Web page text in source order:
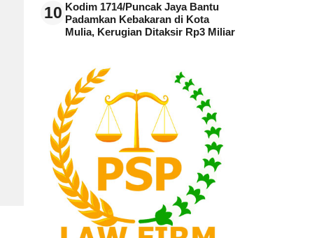
10 Kodim 1714/Puncak Jaya Bantu
Padamkan Kebakaran di Kota
Mulia, Kerugian Ditaksir Rp3 Miliar